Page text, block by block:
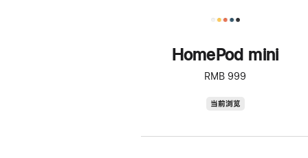
HomePod mini
RMB 999
当前浏览